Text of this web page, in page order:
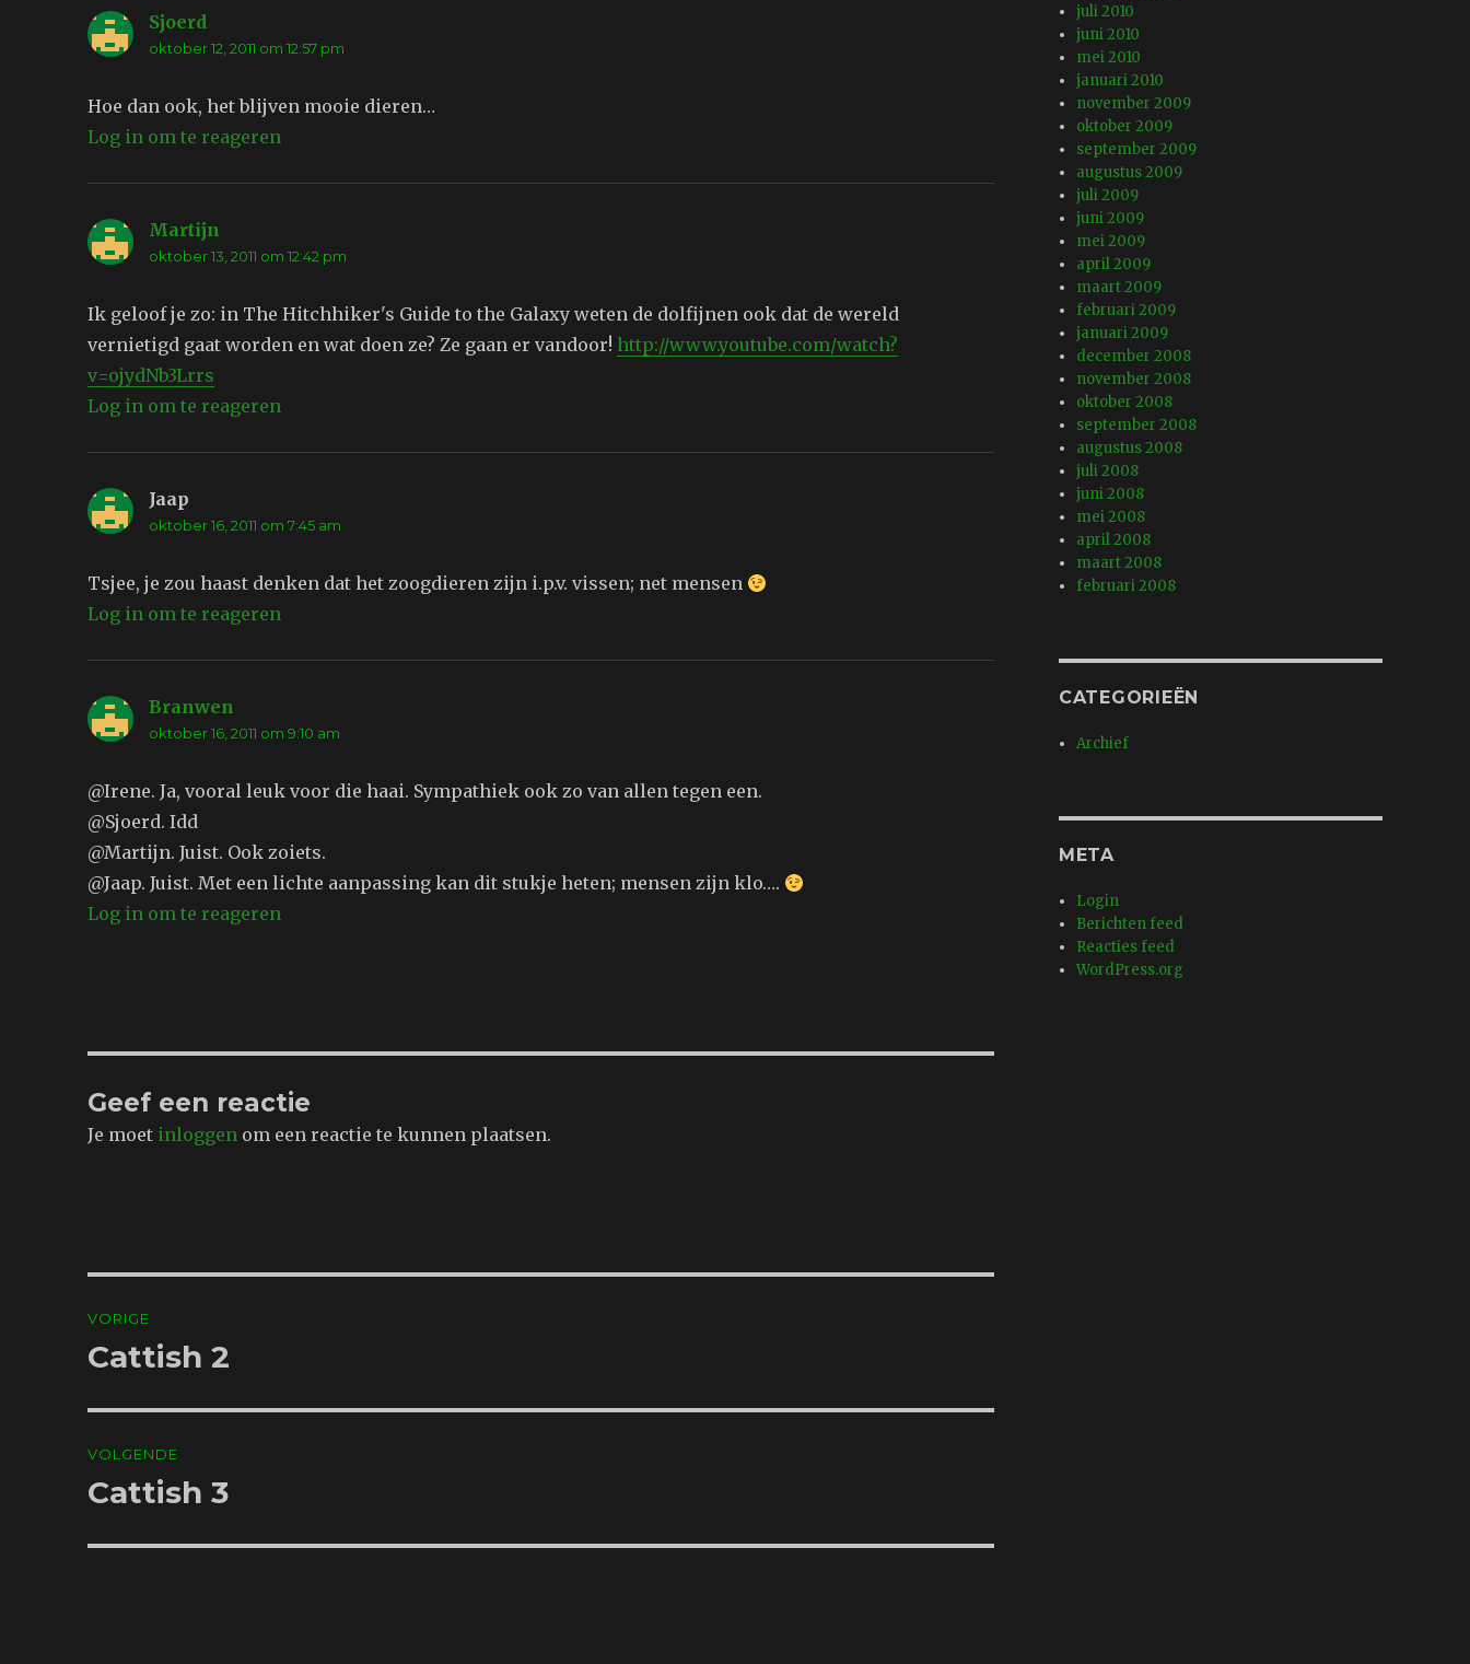
Sjoerd
oktober 12, 2011 om 12:57 pm
Hoe dan ook, het blijven mooie dieren…
Log in om te reageren
Martijn
oktober 13, 2011 om 12:42 pm
Ik geloof je zo: in The Hitchhiker's Guide to the Galaxy weten de dolfijnen ook dat de wereld
vernietigd gaat worden en wat doen ze? Ze gaan er vandoor!http://www.youtube.com/watch?
v=ojydNb3Lrrs
Log in om te reageren
Jaap
oktober 16, 2011 om 7:45 am
Tsjee, je zou haast denken dat het zoogdieren zijn i.p.v. vissen; net mensen
Log in om te reageren
Branwen
oktober 16, 2011 om 9:10 am
@Irene. Ja, vooral leuk voor die haai. Sympathiek ook zo van allen tegen een.
@Sjoerd. Idd
@Martijn. Juist. Ook zoiets.
@Jaap. Juist. Met een lichte aanpassing kan dit stukje heten; mensen zijn klo….
Log in om te reageren
Geef een reactie
Je moet inloggen om een reactie te kunnen plaatsen.
navigatie
VORIGE
Vorig
Cattish 2
VOLGENDE
Volgend
Cattish 3
juli 2010
juni 2010
mei 2010
januari 2010
november 2009
oktober 2009
september 2009
augustus 2009
juli 2009
juni 2009
mei 2009
april 2009
maart 2009
februari 2009
januari 2009
december 2008
november 2008
oktober 2008
september 2008
augustus 2008
juli 2008
juni 2008
mei 2008
april 2008
maart 2008
februari 2008
CATEGORIEËN
Archief
META
Login
Berichten feed
Reacties feed
WordPress.org